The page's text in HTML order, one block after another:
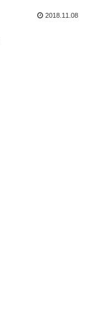
2018.11.08